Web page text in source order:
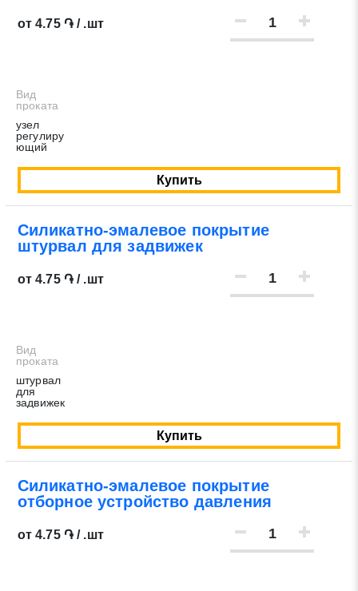
от 4.75 ֏ / .шт
Вид
проката
узел
регулиру
ющий
Купить
Силикатно-эмалевое покрытие
штурвал для задвижек
от 4.75 ֏ / .шт
Вид
проката
штурвал
для
задвижек
Купить
Силикатно-эмалевое покрытие
отборное устройство давления
от 4.75 ֏ / .шт